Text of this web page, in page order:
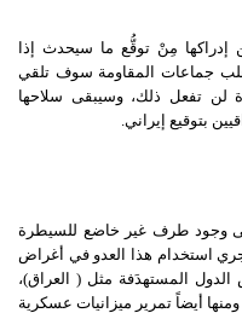
إدراكها مِنْ توقُّع ما سيحدث إذا
جماعات المقاومة سوف تلقي
لن تفعل ذلك، وسيبقى سلاحها
بتوقيع إيراني.
وجود طرف غير خاضع للسيطرة
استخدام هذا العدو في أغراض
الدول المستهدَفة مثل ( العراق)،
أيضاً تمرير ميزانيات عسكرية